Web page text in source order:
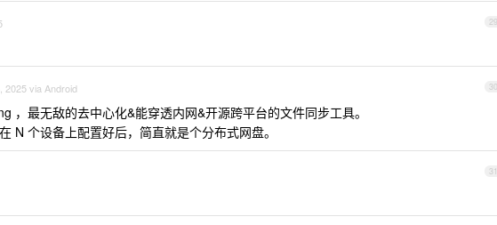
29
30
2025 via Android
，最无敌的去中心化&能穿透内网&开源跨平台的文件同步工具。
N 个设备上配置好后，简直就是个分布式网盘。
31